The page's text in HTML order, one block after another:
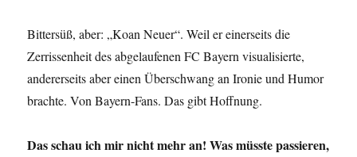
Bittersüß, aber: „Koan Neuer“. Weil er einerseits die
Zerrissenheit des abgelaufenen FC Bayern visualisierte,
andererseits aber einen Überschwang an Ironie und Humor
brachte. Von Bayern-Fans. Das gibt Hoffnung.
Das schau ich mir nicht mehr an! Was müsste passieren,